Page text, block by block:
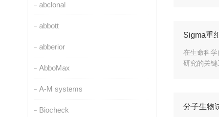
abclonal
abbott
abberior
AbboMax
A-M systems
Biocheck
Sigma重
在生命科
研究的关
分子生物